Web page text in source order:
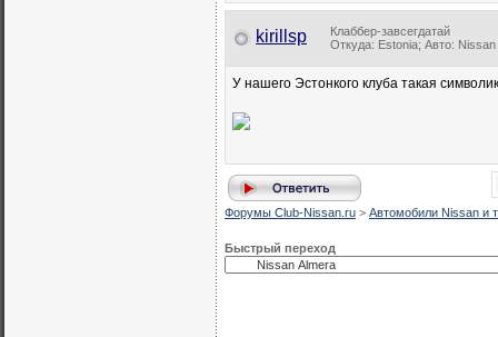
kirillsp
Клаббер-завсегдатай
Откуда: Estonia; Авто:
У нашего Эстонкого клуба такая
Форумы Club-Nissan.ru > Автомобили Nissan и
Быстрый переход